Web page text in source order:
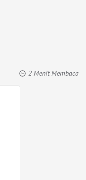
2 Menit Membaca